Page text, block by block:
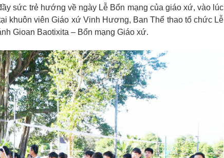
sức trẻ hướng về ngày Lễ Bổn mạng của giáo xứ, vào lúc
khuôn viên Giáo xứ Vinh Hương, Ban Thể thao tổ chức Lễ
Gioan Baotixita – Bổn mạng Giáo xứ.